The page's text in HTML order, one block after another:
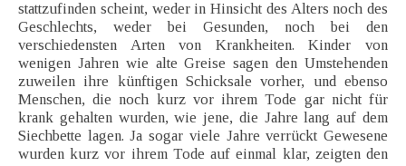
stattzufinden scheint, weder in Hinsicht des Alters noch des
Geschlechts, weder bei Gesunden, noch bei den
verschiedensten Arten von Krankheiten. Kinder von
wenigen Jahren wie alte Greise sagen den Umstehenden
zuweilen ihre künftigen Schicksale vorher, und ebenso
Menschen, die noch kurz vor ihrem Tode gar nicht für
krank gehalten wurden, wie jene, die Jahre lang auf dem
Siechbette lagen. Ja sogar viele Jahre verrückt Gewesene
wurden kurz vor ihrem Tode auf einmal klar, zeigten den